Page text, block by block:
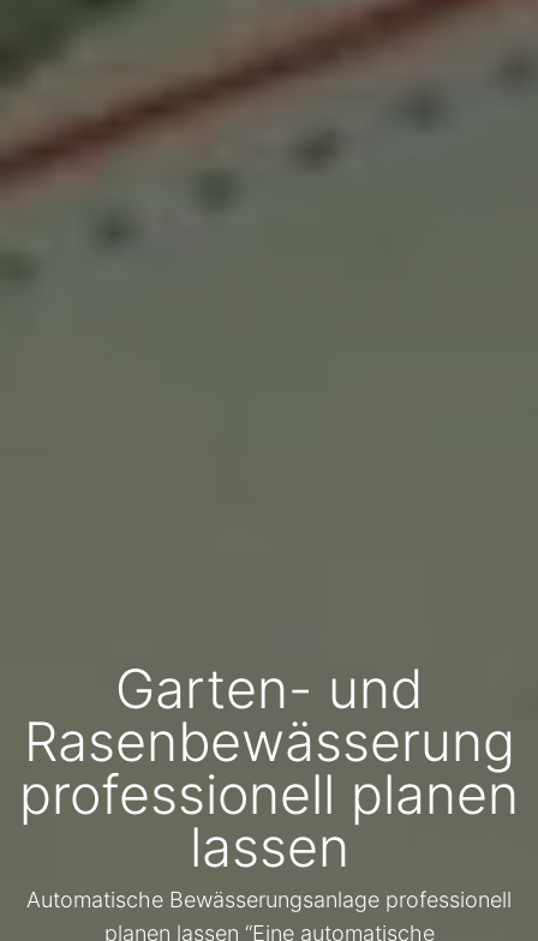
Garten- und
Rasenbewässerung
professionell planen
lassen
Automatische Bewässerungsanlage professionell
planen lassen “Eine automatische